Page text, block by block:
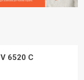
6520 C